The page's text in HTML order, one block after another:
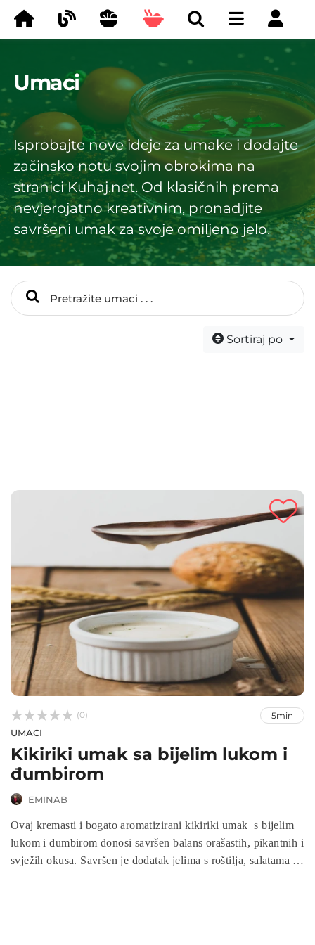
Umaci
Isprobajte nove ideje za umake i dodajte
začinsko notu svojim obrokima na
stranici Kuhaj.net. Od klasičnih prema
nevjerojatno kreativnim, pronadjite
savršeni umak za svoje omiljeno jelo.
Sortiraj po


 (0) 5min
UMACI
Kikiriki umak sa bijelim lukom i
đumbirom
EMINAB
Ovaj kremasti i bogato aromatizirani kikiriki umak s bijelim
lukom i đumbirom donosi savršen balans orašastih, pikantnih i
svježih okusa. Savršen je dodatak jelima s roštilja, salatama ili